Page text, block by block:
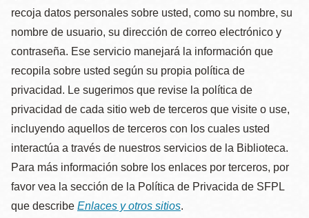
recoja datos personales sobre usted, como su nombre, su
nombre de usuario, su dirección de correo electrónico y
contraseña. Ese servicio manejará la información que
recopila sobre usted según su propia política de
privacidad. Le sugerimos que revise la política de
privacidad de cada sitio web de terceros que visite o use,
incluyendo aquellos de terceros con los cuales usted
interactúa a través de nuestros servicios de la Biblioteca.
Para más información sobre los enlaces por terceros, por
favor vea la sección de la Política de Privacida de SFPL
que describe Enlaces y otros sitios.